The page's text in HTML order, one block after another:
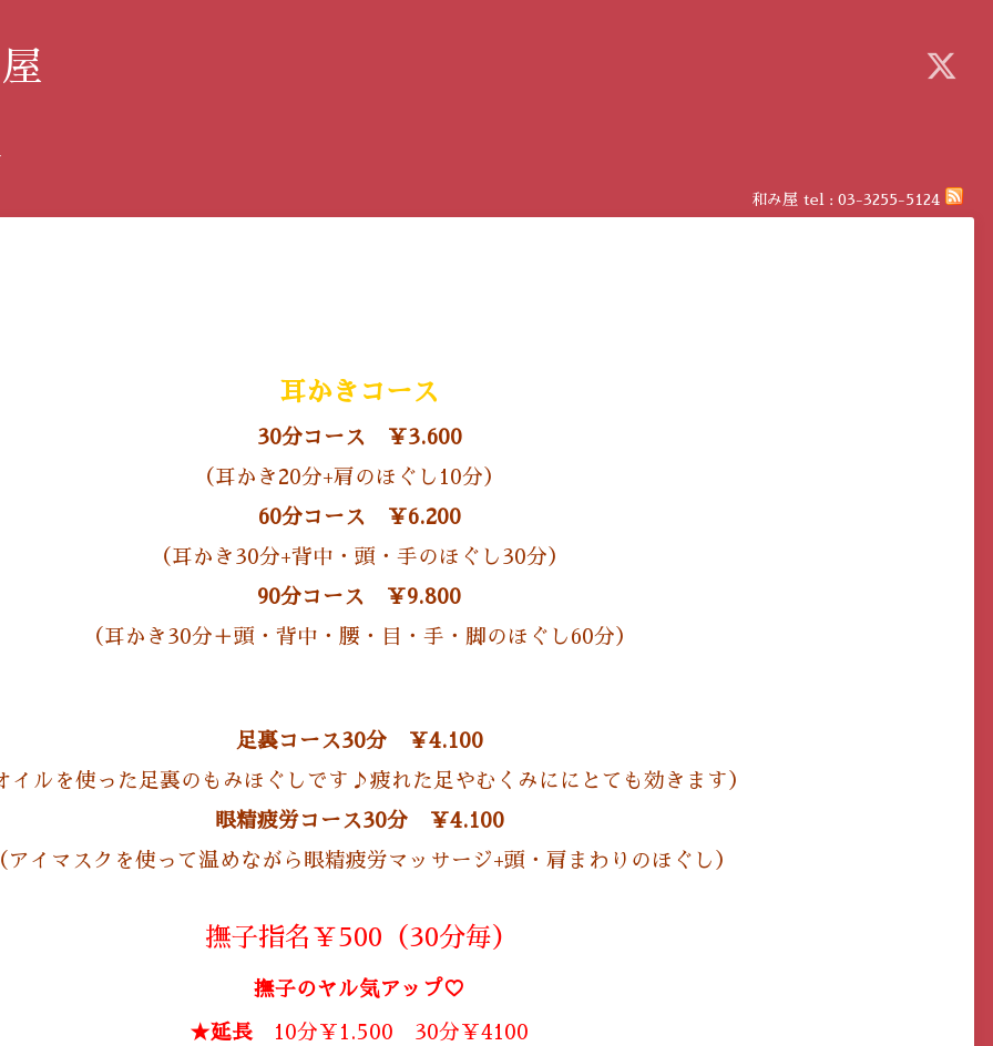
和み屋 tel : 03-3255-5124
耳かきコース
30分コース ￥3.600
（耳かき20分+肩のほぐし10分）
60分コース
￥6.200
（耳かき30分+背中・頭・手のほぐし30分）
90分コース
￥9.800
（耳かき30分＋頭・背中・腰・目・手・脚のほぐし60分）
足裏コース30分
￥4.100
イルを使った足裏のもみほぐしです♪疲れた足やむくみににとても効きます）
眼精疲労コース30分
￥4.100
アイマスクを使って温めながら眼精疲労マッサージ+頭・肩まわりのほぐし）
撫子指名￥500（30分毎）
撫子のヤル気アップ♡
★延長 10分￥1.500 30分￥4100